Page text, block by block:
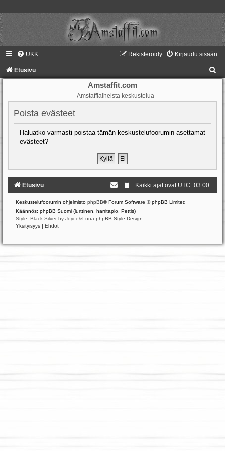
UKK Kirjaudu sisään
Rekisteröidy
Etusivu
Amstaffit.com
Amstaffiaiheista keskustelua
Poista evästeet
Haluatko varmasti poistaa tämän keskustelufoorumin asettamat
evästeet?
Etusivu Kaikki ajat ovat UTC+03:00
Keskustelufoorumin ohjelmisto phpBB® Forum Software © phpBB Limited
Käännös: phpBB Suomi (lurttinen, harritapio, Pettis)
Style: Black-Silver by Joyce&Luna phpBB-Style-Design
Yksityisyys | Ehdot